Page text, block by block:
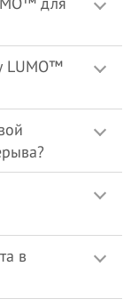
лампы со
фото, селфи,
(Киеве, Одессе,
нашем
интернет-
LUMO™
в